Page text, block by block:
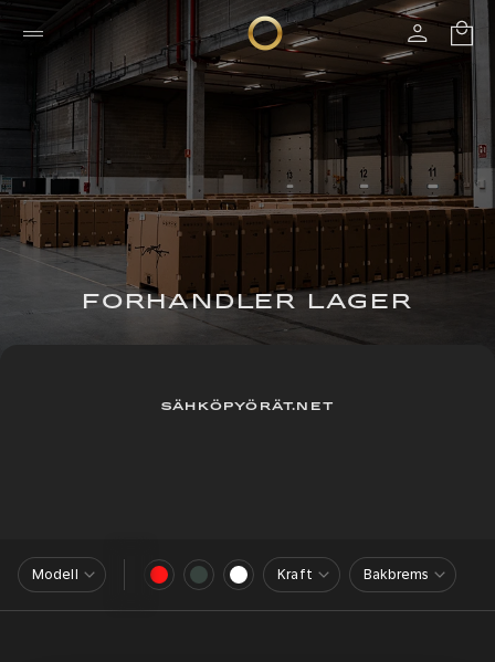
FORHANDLER LAGER
SÄHKÖPYÖRÄT.NET
Modell Kraft Bakbrems